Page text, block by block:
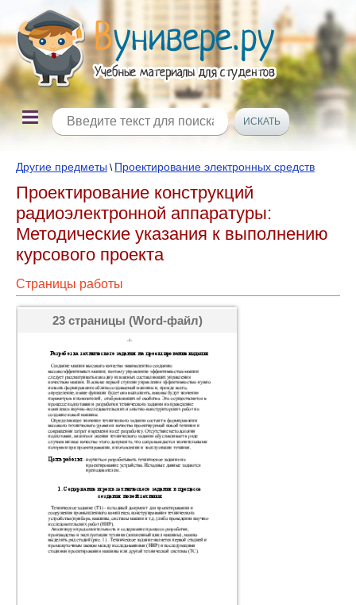
Другие предметы \ Проектирование электронных средств
Проектирование конструкций
радиоэлектронной аппаратуры:
Методические указания к выполнению
курсового проекта
Страницы работы
23 страницы (Word-файл)